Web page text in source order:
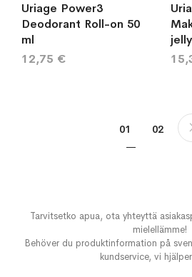
Uriage Power3
Deodorant Roll-on 50
ml
12,75 €
You're
01 Sivu
02
Tarvitsetko apua, ota yhteyttä
mielellämme!
Behöver du produktinformation på
kundservice, vi